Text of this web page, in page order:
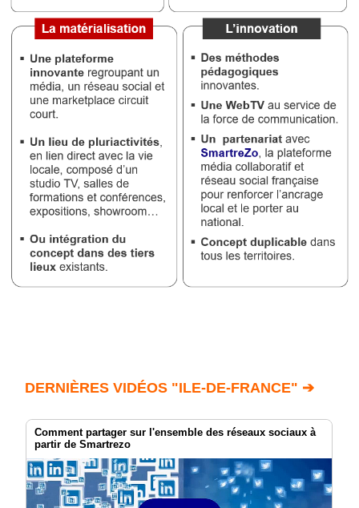
DERNIÈRES VIDÉOS "ILE-DE-FRANCE" ➔
Comment partager sur l'ensemble des réseaux sociaux à
partir de Smartrezo